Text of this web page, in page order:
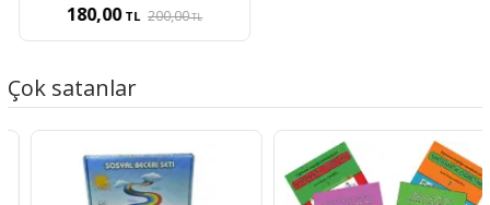
180,00TL 200,00TL
Çok satanlar